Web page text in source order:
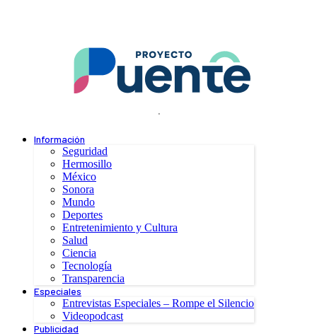
.
Información
Seguridad
Hermosillo
México
Sonora
Mundo
Deportes
Entretenimiento y Cultura
Salud
Ciencia
Tecnología
Transparencia
Especiales
Entrevistas Especiales – Rompe el Silencio
Videopodcast
Publicidad